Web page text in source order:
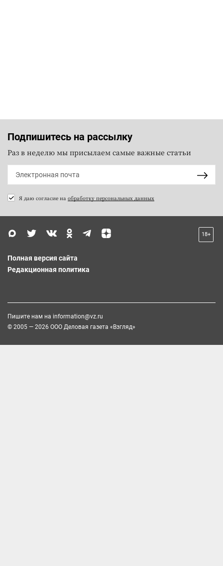
Подпишитесь на рассылку
Раз в неделю мы присылаем самые важные статьи
Я даю согласие на обработку персональных данных
18+
Полная версия сайта
Редакционная политика
Пишите нам на information@vz.ru
© 2005 — 2026 ООО Деловая газета «Взгляд»